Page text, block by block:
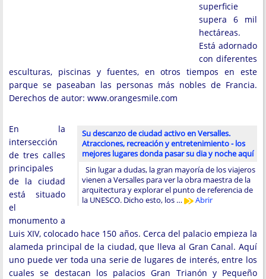
superficie
supera 6 mil
hectáreas.
Está adornado
con diferentes
esculturas, piscinas y fuentes, en otros tiempos en este
parque se paseaban las personas más nobles de Francia.
Derechos de autor: www.orangesmile.com
Su descanzo de ciudad activo en Versalles.
Atracciones, recreación y entretenimiento - los
mejores lugares donda pasar su dia y noche aquí
Sin lugar a dudas, la gran mayoría de los viajeros
vienen a Versalles para ver la obra maestra de la
arquitectura y explorar el punto de referencia de
la UNESCO. Dicho esto, los …
Abrir
En la
intersección
de tres calles
principales
de la ciudad
está situado
el
monumento a
Luis XIV, colocado hace 150 años. Cerca del palacio empieza la
alameda principal de la ciudad, que lleva al Gran Canal. Aquí
uno puede ver toda una serie de lugares de interés, entre los
cuales se destacan los palacios Gran Trianón y Pequeño